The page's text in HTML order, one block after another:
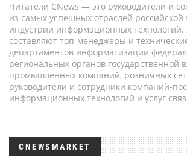
Читатели CNews — это руководители и
из самых успешных отраслей российской
индустрии информационных технологий.
составляют топ-менеджеры и
департаментов информатизации
региональных органов государственной
промышленных компаний, розничных
руководители и сотрудники компаний-
информационных технологий и услуг
CNEWSMARKET